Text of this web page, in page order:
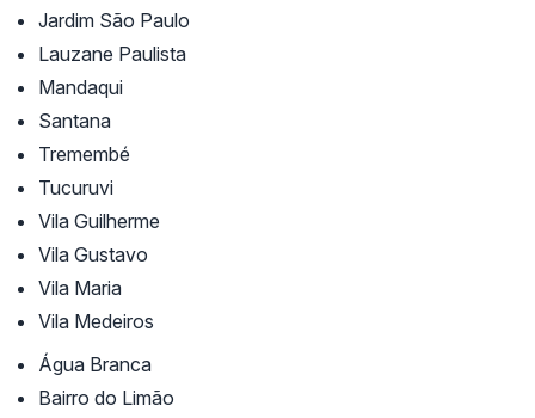
Jardim São Paulo
Lauzane Paulista
Mandaqui
Santana
Tremembé
Tucuruvi
Vila Guilherme
Vila Gustavo
Vila Maria
Vila Medeiros
Água Branca
Bairro do Limão